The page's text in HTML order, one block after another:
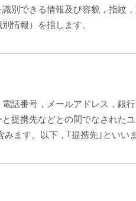
別できる情報及び容貌，指紋
情報）を指します。
話番号，メールアドレス，銀
提携先などとの間でなされた
ます。以下，｢提携先｣といい